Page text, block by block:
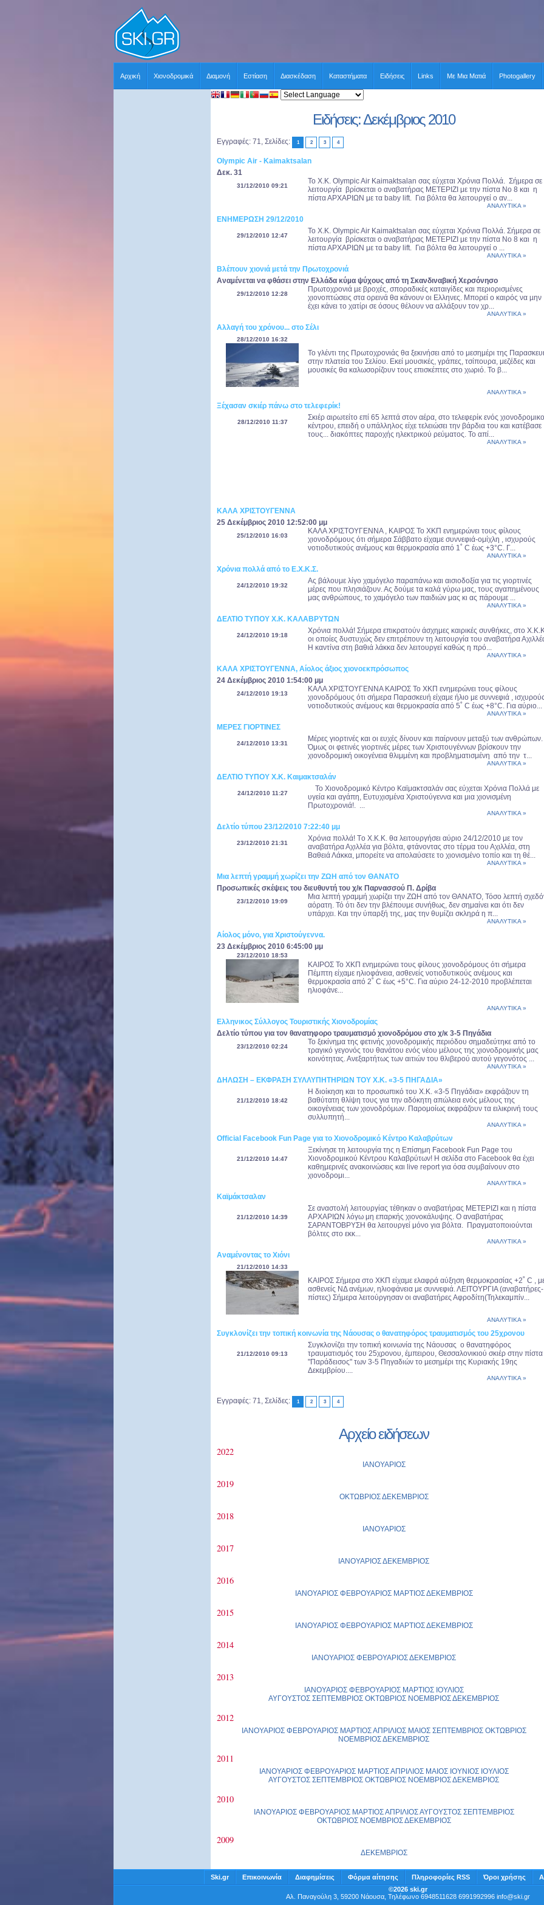
Αρχική Χιονοδρομικά Διαμονή Εστίαση Διασκέδαση Καταστήματα Ειδήσεις Links Με Μια Ματιά Photogallery
Ειδήσεις: Δεκέμβριος 2010
Εγγραφές: 71, Σελίδες: 1 2 3 4
Olympic Air - Kaimaktsalan
Δεκ. 31
31/12/2010 09:21
Το Χ.Κ. Olympic Air Kaimaktsalan σας εύχεται Χρόνια Πολλά. Σήμερα σε
λειτουργία βρίσκεται ο αναβατήρας ΜΕΤΕΡΙΖΙ με την πίστα Νο 8 και η
πίστα ΑΡΧΑΡΙΩΝ με τα baby lift. Για βόλτα θα λειτουργεί ο αν...
ΑΝΑΛΥΤΙΚΑ »
ΕΝΗΜΕΡΩΣΗ 29/12/2010
29/12/2010 12:47
Το Χ.Κ. Olympic Air Kaimaktsalan σας εύχεται Χρόνια Πολλά. Σήμερα σε
λειτουργία βρίσκεται ο αναβατήρας ΜΕΤΕΡΙΖΙ με την πίστα Νο 8 και η
πίστα ΑΡΧΑΡΙΩΝ με τα baby lift. Για βόλτα θα λειτουργεί ο ...
ΑΝΑΛΥΤΙΚΑ »
Βλέπουν χιονιά µετά την Πρωτοχρονιά
Αναµένεται να φθάσει στην Ελλάδα κύµα ψύχους από τη Σκανδιναβική Χερσόνησο
29/12/2010 12:28
Πρωτοχρονιά µε βροχές, σποραδικές καταιγίδες και περιορισµένες
χιονοπτώσεις στα ορεινά θα κάνουν οι Ελληνες. Μπορεί ο καιρός να µην
έχει κάνει το χατίρι σε όσους θέλουν να αλλάξουν τον χρ...
ΑΝΑΛΥΤΙΚΑ »
Αλλαγή του χρόνου... στο Σέλι
28/12/2010 16:32
Το γλέντι της Πρωτοχρονιάς θα ξεκινήσει από το μεσημέρι της
στην πλατεία του Σελίου. Εκεί μουσικές, γράπες, τσίπουρα, μεζέδες και
μουσικές θα καλωσορίζουν τους επισκέπτες στο χωριό. Το β...
ΑΝΑΛΥΤΙΚΑ »
Ξέχασαν σκιέρ πάνω στο τελεφερίκ!
28/12/2010 11:37
Σκιέρ αιρωτείτο επί 65 λεπτά στον αέρα, στο τελεφερίκ ενός
κέντρου, επειδή ο υπάλληλος είχε τελειώσει την βάρδια του και κατέβασε
τους... διακόπτες παροχής ηλεκτρικού ρεύματος. Το απί...
ΑΝΑΛΥΤΙΚΑ »
ΚΑΛΑ ΧΡΙΣΤΟΥΓΕΝΝΑ
25 Δεκέμβριος 2010 12:52:00 μμ
25/12/2010 16:03
ΚΑΛΑ ΧΡΙΣΤΟΥΓΕΝΝΑ , ΚΑΙΡΟΣ Το ΧΚΠ ενημερώνει τους φίλους
χιονοδρόμους ότι σήμερα Σάββατο είχαμε συννεφιά-ομίχλη , ισχυρούς
νοτιοδυτικούς ανέμους και θερμοκρασία από 1˚ C έως +3°C. Γ...
ΑΝΑΛΥΤΙΚΑ »
Χρόνια πολλά από το Ε.Χ.Κ.Σ.
24/12/2010 19:32
Ας βάλουμε λίγο χαμόγελο παραπάνω και αισιοδοξία για τις γιορτινές
μέρες που πλησιάζουν. Ας δούμε τα καλά γύρω μας, τους αγαπημένους
μας ανθρώπους, το χαμόγελο των παιδιών μας κι ας πάρουμε ...
ΑΝΑΛΥΤΙΚΑ »
ΔΕΛΤΙΟ ΤΥΠΟΥ Χ.Κ. ΚΑΛΑΒΡΥΤΩΝ
24/12/2010 19:18
Χρόνια πολλά! Σήμερα επικρατούν άσχημες καιρικές συνθήκες, στο
οι οποίες δυστυχώς δεν επιτρέπουν τη λειτουργία του αναβατήρα
Η καντίνα στη βαθιά λάκκα δεν λειτουργεί καθώς η πρό...
ΑΝΑΛΥΤΙΚΑ »
ΚΑΛΑ ΧΡΙΣΤΟΥΓΕΝΝΑ, Αίολος άξιος χιονοεκπρόσωπος
24 Δεκέμβριος 2010 1:54:00 μμ
24/12/2010 19:13
ΚΑΛΑ ΧΡΙΣΤΟΥΓΕΝΝΑ ΚΑΙΡΟΣ Το ΧΚΠ ενημερώνει τους φίλους
χιονοδρόμους ότι σήμερα Παρασκευή είχαμε ήλιο με συννεφιά ,
νοτιοδυτικούς ανέμους και θερμοκρασία από 5˚ C έως +8°C. Για αύριο...
ΑΝΑΛΥΤΙΚΑ »
ΜΕΡΕΣ ΓΙΟΡΤΙΝΕΣ
24/12/2010 13:31
Μέρες γιορτινές και οι ευχές δίνουν και παίρνουν μεταξύ των ανθρώπων.
Όμως οι φετινές γιορτινές μέρες των Χριστουγέννων βρίσκουν την
χιονοδρομική οικογένεια θλιμμένη και προβληματισμένη από την τ...
ΑΝΑΛΥΤΙΚΑ »
ΔΕΛΤΙΟ ΤΥΠΟΥ X.K. Καιμακτσαλάν
24/12/2010 11:27
Το Χιονοδρομικό Κέντρο Καϊμακτσαλάν σας εύχεται Χρόνια Πολλά με
υγεία και αγάπη, Ευτυχισμένα Χριστούγεννα και μια χιονισμένη
Πρωτοχρονιά!. ...
ΑΝΑΛΥΤΙΚΑ »
Δελτίο τύπου 23/12/2010 7:22:40 μμ
23/12/2010 21:31
Χρόνια πολλά! Tο Χ.Κ.Κ. θα λειτουργήσει αύριο 24/12/2010 με τον
αναβατήρα Αχιλλέα για βόλτα, φτάνοντας στο τέρμα του Αχιλλέα, στη
Βαθειά Λάκκα, μπορείτε να απολαύσετε το χιονισμένο τοπίο και τη θέ...
ΑΝΑΛΥΤΙΚΑ »
Μια λεπτή γραμμή χωρίζει την ΖΩΗ από τον ΘΑΝΑΤΟ
Προσωπικές σκέψεις του διευθυντή του χ/κ Παρνασσού Π. Δρίβα
23/12/2010 19:09
Μια λεπτή γραμμή χωρίζει την ΖΩΗ από τον ΘΑΝΑΤΟ, Τόσο λεπτή
αόρατη. Τό ότι δεν την βλέπουμε συνήθως, δεν σημαίνει και ότι δεν
υπάρχει. Και την ύπαρξή της, μας την θυμίζει σκληρά η π...
ΑΝΑΛΥΤΙΚΑ »
Αίολος μόνο, για Χριστούγεννα.
23 Δεκέμβριος 2010 6:45:00 μμ
23/12/2010 18:53
ΚΑΙΡΟΣ Το ΧΚΠ ενημερώνει τους φίλους χιονοδρόμους ότι σήμερα
Πέμπτη είχαμε ηλιοφάνεια, ασθενείς νοτιοδυτικούς ανέμους και
θερμοκρασία από 2˚ C έως +5°C. Για αύριο 24-12-2010 προβλέπεται
ηλιοφάνε...
ΑΝΑΛΥΤΙΚΑ »
Ελληνικος Σύλλογος Τουριστικής Χιονοδρομίας
Δελτίο τύπου για τον θανατηφορο τραυματισμό χιονοδρόμου στο χ/κ 3-5 Πηγάδια
23/12/2010 02:24
Το ξεκίνημα της φετινής χιονοδρομικής περιόδου σημαδεύτηκε από το
τραγικό γεγονός του θανάτου ενός νέου μέλους της χιονοδρομικής μας
κοινότητας. Ανεξαρτήτως των αιτιών του θλιβερού αυτού γεγονότος ...
ΑΝΑΛΥΤΙΚΑ »
ΔΗΛΩΣΗ – ΕΚΦΡΑΣΗ ΣΥΛΛΥΠΗΤΗΡΙΩΝ ΤΟΥ Χ.Κ. «3-5 ΠΗΓΑΔΙΑ»
21/12/2010 18:42
Η διοίκηση και το προσωπικό του Χ.Κ. «3-5 Πηγάδια» εκφράζουν τη
βαθύτατη θλίψη τους για την αδόκητη απώλεια ενός μέλους της
οικογένειας των χιονοδρόμων. Παρομοίως εκφράζουν τα ειλικρινή τους
συλλυπητή...
ΑΝΑΛΥΤΙΚΑ »
Official Facebook Fun Page για το Χιονοδρομικό Κέντρο Καλαβρύτων
21/12/2010 14:47
Ξεκίνησε τη λειτουργία της η Επίσημη Facebook Fun Page του
Χιονοδρομικού Κέντρου Καλαβρύτων! Η σελίδα στο Facebook θα έχει
καθημερινές ανακοινώσεις και live report για όσα συμβαίνουν στο
χιονοδρομι...
ΑΝΑΛΥΤΙΚΑ »
Καϊμάκτσαλαν
21/12/2010 14:39
Σε αναστολή λειτουργίας τέθηκαν ο αναβατήρας ΜΕΤΕΡΙΖΙ και η πίστα
ΑΡΧΑΡΙΩΝ λόγω μη επαρκής χιονοκάλυψης. Ο αναβατήρας
ΣΑΡΑΝΤΟΒΡΥΣΗ θα λειτουργεί μόνο για βόλτα. Πραγματοποιούνται
βόλτες στο εκκ...
ΑΝΑΛΥΤΙΚΑ »
Aναμένοντας το Χιόνι
21/12/2010 14:33
ΚΑΙΡΟΣ Σήμερα στο ΧΚΠ είχαμε ελαφρά αύξηση θερμοκρασίας +2˚ C ,
ασθενείς ΝΔ ανέμων, ηλιοφάνεια με συννεφιά. ΛΕΙΤΟΥΡΓΙΑ (αναβατήρες-
πίστες) Σήμερα λειτούργησαν οι αναβατήρες Αφροδίτη(Τηλεκαμπίν...
ΑΝΑΛΥΤΙΚΑ »
Συγκλονίζει την τοπική κοινωνία της Νάουσας ο θανατηφόρος τραυματισμός του 25χρονου
21/12/2010 09:13
Συγκλονίζει την τοπική κοινωνία της Νάουσας ο θανατηφόρος
τραυματισμός του 25χρονου, έμπειρου, Θεσσαλονικιού σκιέρ στην πίστα
"Παράδεισος" των 3-5 Πηγαδιών το μεσημέρι της Κυριακής 19ης
Δεκεμβρίου....
ΑΝΑΛΥΤΙΚΑ »
Εγγραφές: 71, Σελίδες: 1 2 3 4
Αρχείο ειδήσεων
2022
ΙΑΝΟΥΑΡΙΟΣ
2019
ΟΚΤΩΒΡΙΟΣΔΕΚΕΜΒΡΙΟΣ
2018
ΙΑΝΟΥΑΡΙΟΣ
2017
ΙΑΝΟΥΑΡΙΟΣΔΕΚΕΜΒΡΙΟΣ
2016
ΙΑΝΟΥΑΡΙΟΣ ΦΕΒΡΟΥΑΡΙΟΣ ΜΑΡΤΙΟΣΔΕΚΕΜΒΡΙΟΣ
2015
ΙΑΝΟΥΑΡΙΟΣ ΦΕΒΡΟΥΑΡΙΟΣ ΜΑΡΤΙΟΣΔΕΚΕΜΒΡΙΟΣ
2014
ΙΑΝΟΥΑΡΙΟΣ ΦΕΒΡΟΥΑΡΙΟΣΔΕΚΕΜΒΡΙΟΣ
2013
ΙΑΝΟΥΑΡΙΟΣ ΦΕΒΡΟΥΑΡΙΟΣ ΜΑΡΤΙΟΣ ΙΟΥΛΙΟΣ
ΑΥΓΟΥΣΤΟΣ ΣΕΠΤΕΜΒΡΙΟΣ ΟΚΤΩΒΡΙΟΣ ΝΟΕΜΒΡΙΟΣΔΕΚΕΜΒΡΙΟΣ
2012
ΙΑΝΟΥΑΡΙΟΣ ΦΕΒΡΟΥΑΡΙΟΣ ΜΑΡΤΙΟΣΑΠΡΙΛΙΟΣ ΜΑΙΟΣ ΣΕΠΤΕΜΒΡΙΟΣ ΟΚΤΩΒΡΙΟΣ
ΝΟΕΜΒΡΙΟΣΔΕΚΕΜΒΡΙΟΣ
2011
ΙΑΝΟΥΑΡΙΟΣ ΦΕΒΡΟΥΑΡΙΟΣ ΜΑΡΤΙΟΣΑΠΡΙΛΙΟΣ ΜΑΙΟΣ ΙΟΥΝΙΟΣ ΙΟΥΛΙΟΣ
ΑΥΓΟΥΣΤΟΣ ΣΕΠΤΕΜΒΡΙΟΣ ΟΚΤΩΒΡΙΟΣ ΝΟΕΜΒΡΙΟΣΔΕΚΕΜΒΡΙΟΣ
2010
ΙΑΝΟΥΑΡΙΟΣ ΦΕΒΡΟΥΑΡΙΟΣ ΜΑΡΤΙΟΣΑΠΡΙΛΙΟΣΑΥΓΟΥΣΤΟΣ ΣΕΠΤΕΜΒΡΙΟΣ
ΟΚΤΩΒΡΙΟΣ ΝΟΕΜΒΡΙΟΣΔΕΚΕΜΒΡΙΟΣ
2009
ΔΕΚΕΜΒΡΙΟΣ
Ski.gr Επικοινωνία Διαφημίσεις Φόρμα αίτησης Πληροφορίες RSS Όροι χρήσης
©2026 ski.gr
Αλ. Παναγούλη 3, 59200 Νάουσα, Τηλέφωνο 6948511628 6991992996 info@ski.gr